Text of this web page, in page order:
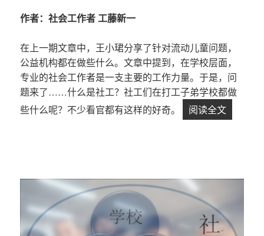
作者：社会工作者工藤新一
在上一期文章中，王小珺分享了针对流动儿童问题，
公益机构都在做些什么。文章中提到，在学校层面，
专业的社会工作者是一支主要的工作力量。于是，问
题来了……什么是社工？社工们在打工子弟学校都做
些什么呢？不少看官都有这样的好奇。
阅读全文